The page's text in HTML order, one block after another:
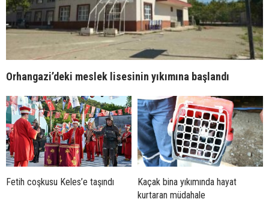
Orhangazi’deki meslek lisesinin yıkımına başlandı
Fetih coşkusu Keles’e taşındı
Kaçak bina yıkımında hayat
kurtaran müdahale